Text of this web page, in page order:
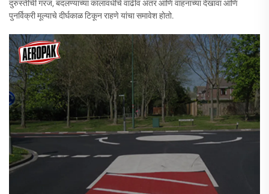
दुरुस्तीची गरज, बदलण्याच्या कालावधीचे वाढीव अंतर आणि वाहनाच्या देखावा आणि
पुनर्विक्री मूल्याचे दीर्घकाळ टिकून राहणे यांचा समावेश होतो.